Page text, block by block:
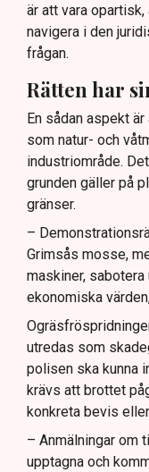
är att vara
navigera i den
frågan.
Rätten har
En sådan aspekt
som natur- och
industriområde.
grunden gäller på
gränser.
–
Grimsås mosse,
maskiner,
ekonomiska
utredas som
polisen ska kunna
krävs att brottet
konkreta bevis
– Anmälningar om
upptagna och